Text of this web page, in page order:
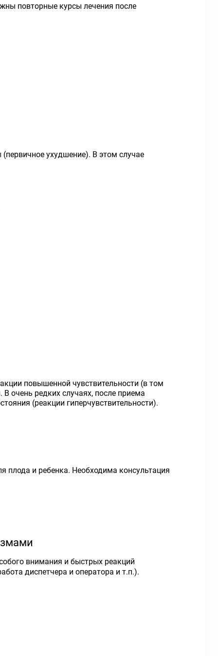
повторные курсы лечения после
ухудшение). В этом случае
повышенной чувствительности (в том
очень редких случаях, после приема
(реакции гиперчувствительности).
и ребенка. Необходима консультация
внимания и быстрых реакций
диспетчера и оператора и т.п.).